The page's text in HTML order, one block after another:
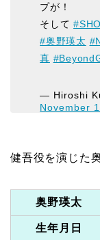
プが！
そして
#奥野瑛太
真
— Hiroshi
November
健吾役を演じた
奥野瑛太
生年月日